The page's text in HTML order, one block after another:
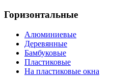
Горизонтальные
Алюминиевые
Деревянные
Бамбуковые
Пластиковые
На пластиковые окна